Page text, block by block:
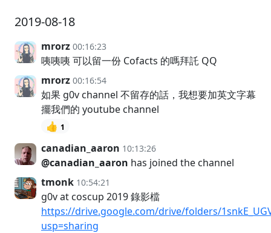
2019-08-18
mrorz 00:16:23
咦咦咦 可以留一份 Cofacts 的嗎拜託 QQ
mrorz 00:16:54
如果 g0v channel 不留存的話，我想要加英文字幕
擺我們的 youtube channel
👍 1
canadian_aaron 10:13:26
@canadian_aaron has joined the channel
tmonk 10:54:21
g0v at coscup 2019 錄影檔
https://drive.google.com/drive/folders/
usp=sharing